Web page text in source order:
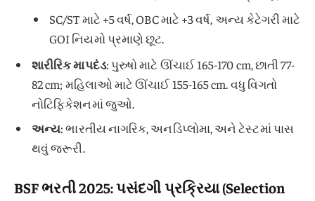
SC/ST માટે +5 વર્ષ, OBC માટે +3 વર્ષ, અન્ય કેટેગરી માટે
GOI નિયમો પ્રમાણે છૂટ.
શારીરિક માપદંડ: પુરુષો માટે ઊંચાઈ 165-170 cm, છાતી 77-
82 cm; મહિલાઓ માટે ઊંચાઈ 155-165 cm. વધુ વિગતો
નોટિફિકેશનમાં જુઓ.
અન્ય: ભારતીય નાગરિક, અનડિપ્લોમા, અને ટેસ્ટમાં પાસ
થવું જરૂરી.
BSF ભરતી 2025: પસંદગી પ્રક્રિયા (Selection